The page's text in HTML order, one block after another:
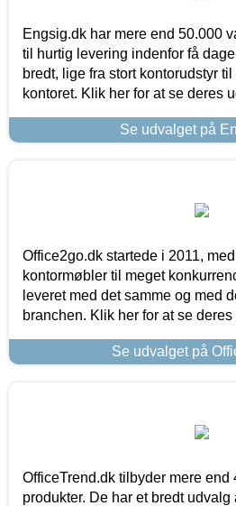
Engsig.dk har mere end 50.000
til hurtig levering indenfor få
bredt, lige fra stort kontorudstyr
kontoret. Klik her for at se deres
Se udvalget på
Office2go.dk startede i 2011,
kontormøbler til meget
leveret med det samme og med
branchen. Klik her for at se deres
Se udvalget på
OfficeTrend.dk tilbyder mere end
produkter. De har et bredt udvalg